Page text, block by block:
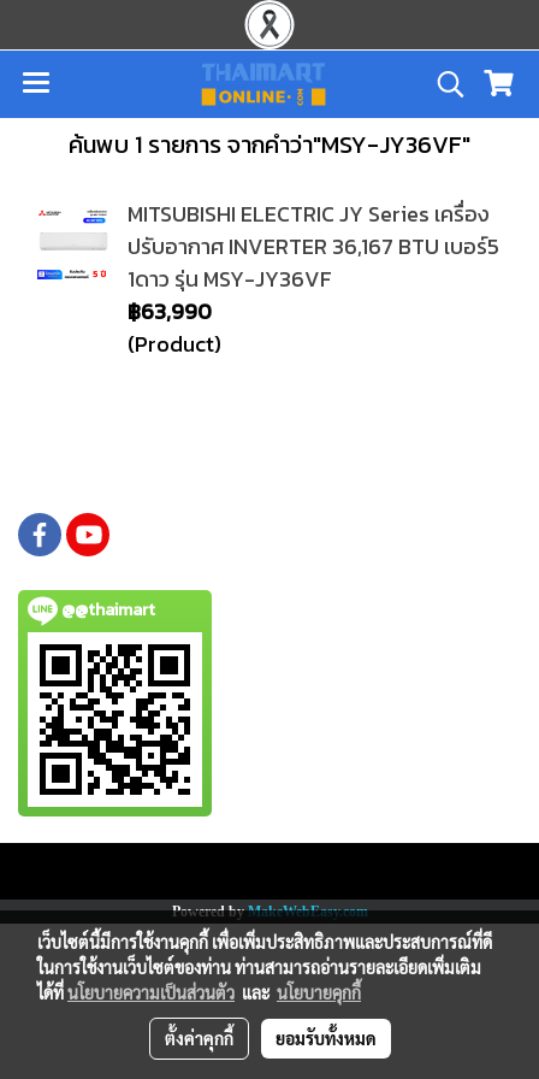
ค้นพบ 1 รายการ จากคำว่า"MSY-JY36VF"
MITSUBISHI ELECTRIC JY Series เครื่อง
ปรับอากาศ INVERTER 36,167 BTU เบอร์5
1ดาว รุ่น MSY-JY36VF
฿63,990
(Product)
@@thaimart
Powered byMakeWebEasy.com
เว็บไซต์นี้มีการใช้งานคุกกี้ เพื่อเพิ่มประสิทธิภาพและประสบการณ์ที่ดี
ในการใช้งานเว็บไซต์ของท่าน ท่านสามารถอ่านรายละเอียดเพิ่มเติม
ได้ที่นโยบายความเป็นส่วนตัว และ นโยบายคุกกี้
ตั้งค่าคุกกี้ ยอมรับทั้งหมด